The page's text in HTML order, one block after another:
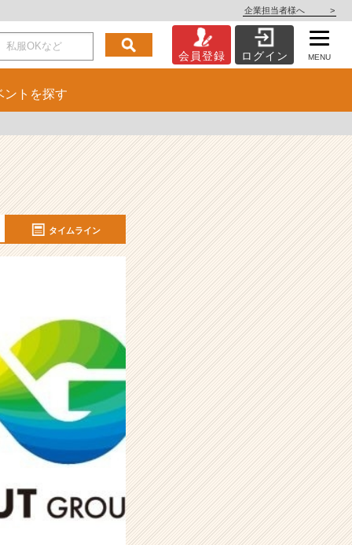
企業担当者様へ >
会員登録 ログイン MENU
ント を探す
タイムライン